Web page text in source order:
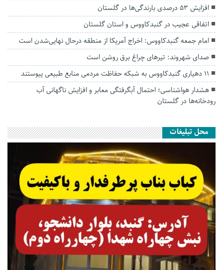
افزایش ۵۳ درصدی بارندگی‌ها در گلستان
اتفاقی عجیب در‌ گنبدکاووس و استان گلستان
امام جمعه گنبدکاووس: اخراج آمریکا از منطقه درحال نهایی‌شدن است
صدای شهروند: تیرهای چراغ برق روشن است
۱۱ دهیاری گنبدکاووس به شبکه حفاظت مردمی منابع طبیعی پیوستند
هشدار هواشناسی؛ احتمال آبگرفتگی معابر و افزایش ناگهانی آب
رودخانه‌ها در گلستان
محل تبلیغات